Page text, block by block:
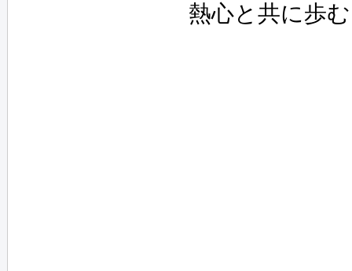
熱心と共に歩